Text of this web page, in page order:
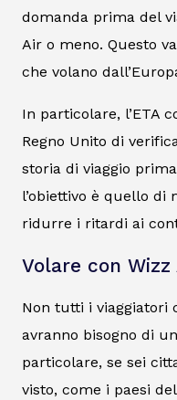
domanda prima del
Air o meno. Questo
che volano
In particolare, l’ETA
Regno Unito di
storia di viaggio
l’obiettivo è quello di
ridurre i ritardi ai
Volare con Wizz
Non tutti i viaggiatori
avranno bisogno di
particolare, se sei
visto, come i paesi